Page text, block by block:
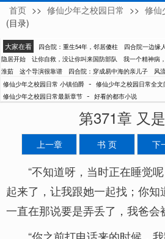
小镇伯爵
首页 >> 修仙少年之校园日常 >> 修仙
(目录)
大家在看 四合院：重生54年，邻居傻柱 四合院一边缘人
隐居开始
让你自救，没让你叫来国防部队 我一个精神病
淮茹
这个导演很靠谱 四合院：穿成易中海的亲儿子
风
修仙少年之校园日常 小镇伯爵 - 修仙少年之校园日常全文
修仙少年之校园日常最新章节 - 好看的都市小说
第371章 又
上一章 书 页 下
“不知道呀，当时正在睡觉
起来了，让我跟她一起找；你知
一直在那说要是弄丢了，我爸会